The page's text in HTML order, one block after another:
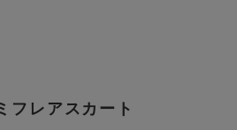
フレアスカート